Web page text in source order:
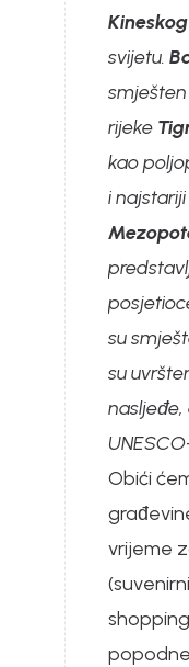
svijetu.
rijeke
kao
i najstariji
su
su
nasljeđe,
Obići
vrijeme